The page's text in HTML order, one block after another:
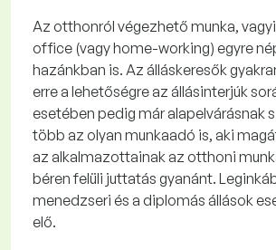
Az otthonról végezhető munka,
office (vagy home-working) egyre
hazánkban is. Az álláskeresők
erre a lehetőségre az állásinterjúk
esetében pedig már alapelvárásnak
több az olyan munkaadó is, aki
az alkalmazottainak az otthoni
béren felüli juttatás gyanánt.
menedzseri és a diplomás állások
elő.